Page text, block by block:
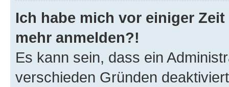
Ich habe mich vor einiger
mehr anmelden?!
Es kann sein, dass ein
verschieden Gründen